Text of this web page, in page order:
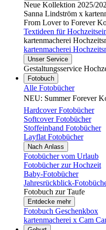
Neue Kollektion 2025/
Sanna Lindström x
From Lover to Forever
Textideen für
kartenmacherei
kartenmacherei
Unser Service
Gestaltungsservice
Fotobuch
Alle Fotobücher
NEU: Summer Forever
Hardcover Fotobücher
Softcover Fotobücher
Stoffeinband Fotobücher
Layflat Fotobücher
Nach Anlass
Fotobücher vom Urlaub
Fotobücher zur Hochzeit
Baby-Fotobücher
Jahresrückblick-
Fotobuch zur Taufe
Entdecke mehr
Fotobuch Geschenkbox
kartenmacherei x Cam